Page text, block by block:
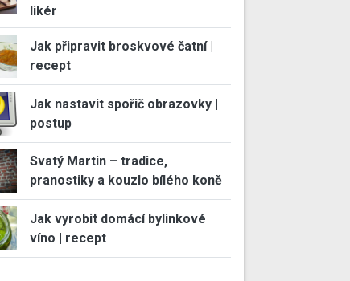
likér
Jak připravit broskvové čatní |
recept
Jak nastavit spořič obrazovky |
postup
Svatý Martin – tradice,
pranostiky a kouzlo bílého koně
Jak vyrobit domácí bylinkové
víno | recept